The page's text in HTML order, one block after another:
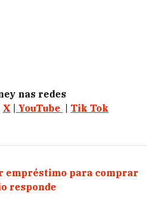
nas redes
X YouTube Tik Tok
empréstimo para comprar
responde